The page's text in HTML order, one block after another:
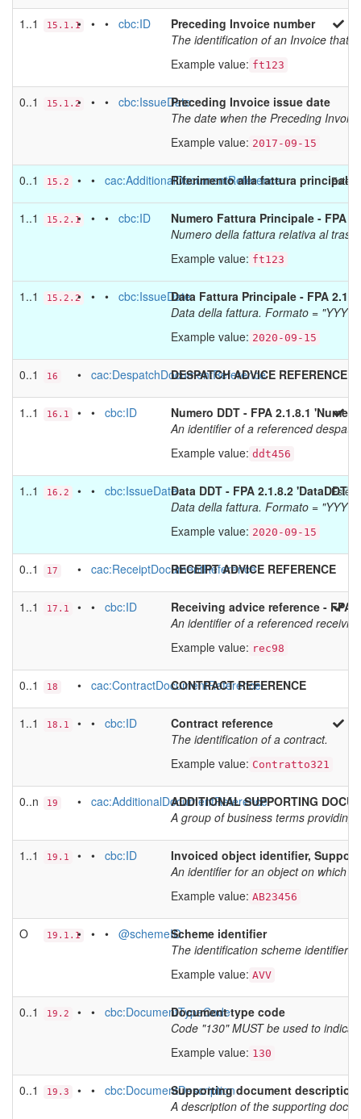
1..1 15.1.1• • • cbc:ID
Preceding Invoice number
The identification of an Invoice that
Example value: ft123
0..1 15.1.2• • • cbc:IssueDatePreceding Invoice issue date
The date when the Preceding
Example value: 2017-09-15
0..1 15.2 • • cac:AdditionalDocumentReference
Riferimento alla fattura principale
1..1 15.2.1• • • cbc:ID
Numero Fattura Principale - FPA
Numero della fattura relativa al
Example value: ft123
1..1 15.2.2• • • cbc:IssueDateData Fattura Principale - FPA
Data della fattura. Formato =
Example value: 2020-09-15
0..1 16 • cac:DespatchDocumentReference
DESPATCH ADVICE REFERENCE
1..1 16.1 • • cbc:ID
Numero DDT - FPA 2.1.8.1
An identifier of a referenced
Example value: ddt456
1..1 16.2 • • cbc:IssueDateData DDT - FPA 2.1.8.2 'DataDDT'
Data della fattura. Formato =
Example value: 2020-09-15
0..1 17 • cac:ReceiptDocumentReference
RECEIPT ADVICE REFERENCE
1..1 17.1 • • cbc:ID
Receiving advice reference - FPA
An identifier of a referenced
Example value: rec98
0..1 18 • cac:ContractDocumentReference
CONTRACT REFERENCE
1..1 18.1 • • cbc:ID
Contract reference
The identification of a contract.
Example value: Contratto321
0..n 19 • cac:AdditionalDocumentReference
ADDITIONAL SUPPORTING
A group of business terms
1..1 19.1 • • cbc:ID
Invoiced object identifier,
An identifier for an object on which
Example value: AB23456
O 19.1.1• • • @schemeIDScheme identifier
The identification scheme identifier
Example value: AVV
0..1 19.2 • • cbc:DocumentTypeCode
Document type code
Code "130" MUST be used to
Example value: 130
0..1 19.3 • • cbc:DocumentDescriptionSupporting document description
A description of the supporting